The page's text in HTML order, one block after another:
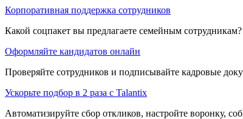
Корпоративная поддержка сотрудников
Какой соцпакет вы предлагаете семейным сотрудникам?
Оформляйте кандидатов онлайн
Проверяйте сотрудников и подписывайте кадровые
Ускорьте подбор в 2 раза с Talantix
Автоматизируйте сбор откликов, настройте воронку,